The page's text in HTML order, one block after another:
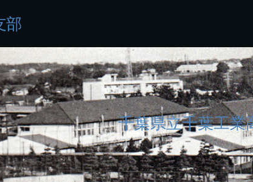
部
千葉県立千葉工業